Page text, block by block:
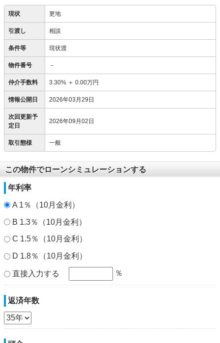
現状 更地
引渡し 相談
条件等 現状渡
物件番号 －
仲介手数料 3.30% ＋ 0.00万円
情報公開日 2026年03月29日
次回更新予
定日
2026年09月02日
取引態様 一般
この物件でローンシミュレーションする
年利率
A 1％（10月金利）
B 1.3％（10月金利）
C 1.5％（10月金利）
D 1.8％（10月金利）
直接入力する ％
返済年数